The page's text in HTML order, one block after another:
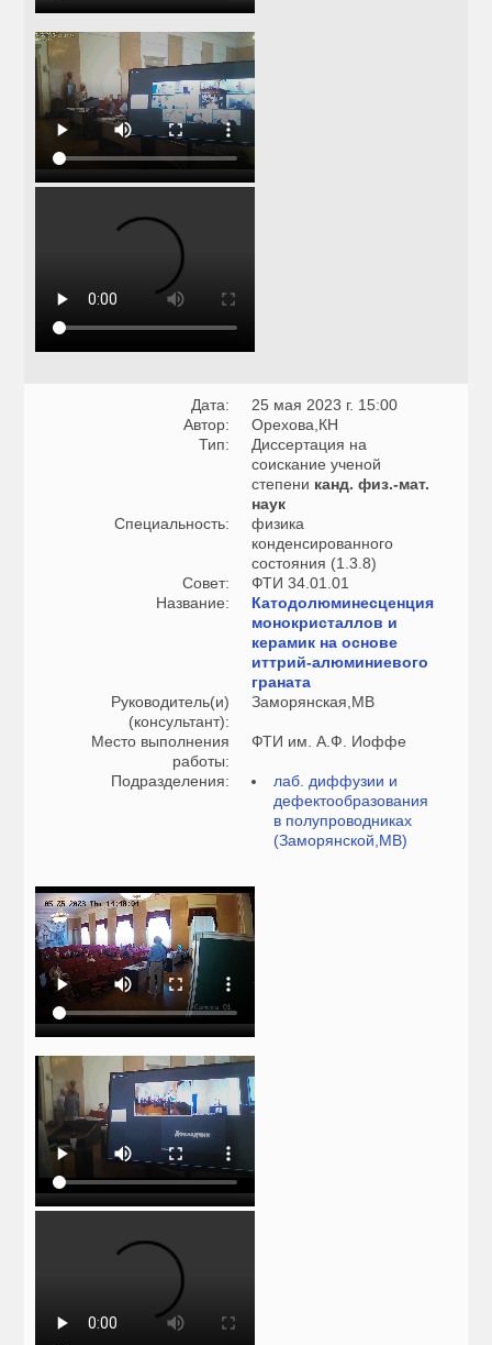
Дата:
25 мая 2023 г. 15:00
Автор:
Орехова,КН
Тип:
Диссертация на
соискание ученой
степени канд. физ.-мат.
наук
Специальность:
физика
конденсированного
состояния (1.3.8)
Совет:
ФТИ 34.01.01
Название:
Катодолюминесценция
монокристаллов и
керамик на основе
иттрий-алюминиевого
граната
Руководитель(и)
(консультант):
Заморянская,МВ
Место выполнения
работы:
ФТИ им. А.Ф. Иоффе
Подразделения:
лаб. диффузии и
дефектообразования
в полупроводниках
(Заморянской,МВ)